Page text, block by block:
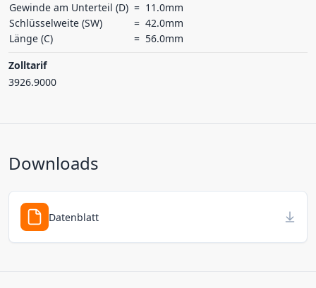
Gewinde am Unterteil (D) = 11.0mm
Schlüsselweite (SW)
= 42.0mm
Länge (C)
= 56.0mm
Zolltarif
3926.9000
Downloads
Datenblatt